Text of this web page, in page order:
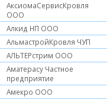
АксиомаСервисКровля
ООО
Алкид НП ООО
АльмастройКровля ЧУП
АЛЬТЕРстрим ООО
Аматерасу Частное
предприятие
Амекро ООО